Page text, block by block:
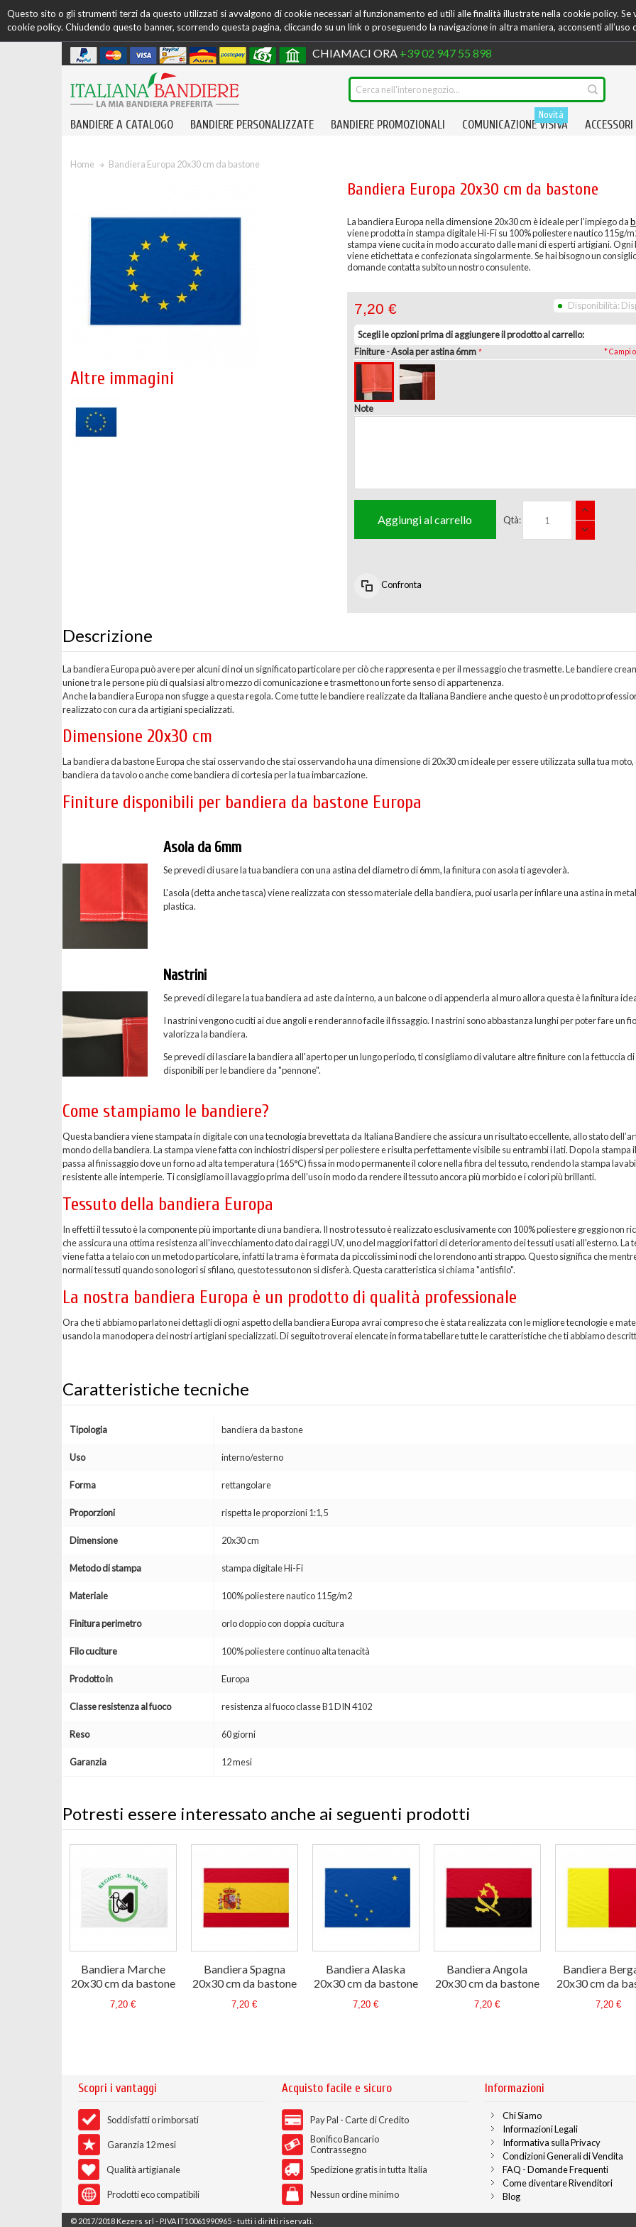
Questo sito o gli strumenti terzi da questo utilizzati si avvalgono di cookie necessari al funzionamento ed utili alle finalità illustrate nella cookie policy. Se
cookie policy. Chiudendo questo banner, scorrendo questa pagina, cliccando su un link o proseguendo la navigazione in altra maniera, acconsenti all’uso
CHIAMACI ORA +39 02 947 55 898
BANDIERE A CATALOGO BANDIERE PERSONALIZZATE BANDIERE PROMOZIONALI COMUNICAZIONE VISIVA
Novità
ACCESSORI
Home Bandiera Europa 20x30 cm da bastone
Altre immagini
Bandiera Europa 20x30 cm da bastone
La bandiera Europa nella dimensione 20x30 cm è ideale per l'impiego da
viene prodotta in stampa digitale Hi-Fi su 100% poliestere nautico 115g/
stampa viene cucita in modo accurato dalle mani di esperti artigiani. Ogni
viene etichettata e confezionata singolarmente. Se hai bisogno un
domande contatta subito un nostro consulente.
Disponibilità:
7,20 €
Scegli le opzioni prima di aggiungere il prodotto al carrello:
Finiture- Asola per astina 6mm
Note
* Campi
Qtà:
Aggiungi al carrello
Confronta
Descrizione
La bandiera Europa può avere per alcuni di noi un significato particolare per ciò che rappresenta e per il messaggio che trasmette. Le bandiere
unione tra le persone più di qualsiasi altro mezzo di comunicazione e trasmettono un forte senso di appartenenza.
Anche la bandiera Europa non sfugge a questa regola. Come tutte le bandiere realizzate da Italiana Bandiere anche questo è un prodotto
realizzato con cura da artigiani specializzati.
Dimensione 20x30 cm
La bandiera da bastone Europa che stai osservando che stai osservando ha una dimensione di 20x30 cm ideale per essere utilizzata sulla tua moto,
bandiera da tavolo o anche come bandiera di cortesia per la tua imbarcazione.
Finiture disponibili per bandiera da bastone Europa
Asola da 6mm
Se prevedi di usare la tua bandiera con una astina del diametro di 6mm, la finitura con asola ti agevolerà.
L'asola (detta anche tasca) viene realizzata con stesso materiale della bandiera, puoi usarla per infilare una astina in
plastica.
Nastrini
Se prevedi di legare la tua bandiera ad aste da interno, a un balcone o di appenderla al muro allora questa è la finitura
I nastrini vengono cuciti ai due angoli e renderanno facile il fissaggio. I nastrini sono abbastanza lunghi per poter fare un
valorizza la bandiera.
Se prevedi di lasciare la bandiera all'aperto per un lungo periodo, ti consigliamo di valutare altre finiture con la fettuccia
disponibili per le bandiere da "pennone".
Come stampiamo le bandiere?
Questa bandiera viene stampata in digitale con una tecnologia brevettata da Italiana Bandiere che assicura un risultato eccellente, allo stato
mondo della bandiera. La stampa viene fatta con inchiostri dispersi per poliestere e risulta perfettamente visibile su entrambi i lati. Dopo la stampa
passa al finissaggio dove un forno ad alta temperatura (165°C) fissa in modo permanente il colore nella fibra del tessuto, rendendo la stampa
resistente alle intemperie. Ti consigliamo il lavaggio prima dell’uso in modo da rendere il tessuto ancora più morbido e i colori più brillanti.
Tessuto della bandiera Europa
In effetti il tessuto è la componente più importante di una bandiera. Il nostro tessuto è realizzato esclusivamente con 100% poliestere greggio non
che assicura una ottima resistenza all'invecchiamento dato dai raggi UV, uno del maggiori fattori di deterioramento dei tessuti usati all'esterno. La
viene fatta a telaio con un metodo particolare, infatti la trama è formata da piccolissimi nodi che lo rendono anti strappo. Questo significa che
normali tessuti quando sono logori si sfilano, questo tessuto non si disferà. Questa caratteristica si chiama "antisfilo".
La nostra bandiera Europa è un prodotto di qualità professionale
Ora che ti abbiamo parlato nei dettagli di ogni aspetto della bandiera Europa avrai compreso che è stata realizzata con le migliore tecnologie e
usando la manodopera dei nostri artigiani specializzati. Di seguito troverai elencate in forma tabellare tutte le caratteristiche che ti abbiamo
Caratteristiche tecniche
Tipologia bandiera da bastone
Uso interno/esterno
Forma rettangolare
Proporzioni rispetta le proporzioni 1:1,5
Dimensione 20x30 cm
Metodo di stampa stampa digitale Hi-Fi
Materiale 100% poliestere nautico 115g/m2
Finitura perimetro orlo doppio con doppia cucitura
Filo cuciture 100% poliestere continuo alta tenacità
Prodotto in Europa
Classe resistenza al fuoco resistenza al fuoco classe B1 DIN 4102
Reso 60 giorni
Garanzia 12 mesi
Potresti essere interessato anche ai seguenti prodotti
Bandiera Marche
20x30 cm da bastone
7,20 €
Bandiera Spagna
20x30 cm da bastone
7,20 €
Bandiera Alaska
20x30 cm da bastone
7,20 €
Bandiera Angola
20x30 cm da bastone
7,20 €
Bandiera
20x30 cm da
7,20 €
Scopri i vantaggi
Soddisfatti o rimborsati
Garanzia 12 mesi
Qualità artigianale
Prodotti eco compatibili
Acquisto facile e sicuro
Pay Pal - Carte di Credito
Bonifico Bancario
Contrassegno
Spedizione gratis in tutta Italia
Nessun ordine minimo
Informazioni
Chi Siamo
Informazioni Legali
Informativa sulla Privacy
Condizioni Generali di Vendita
FAQ - Domande Frequenti
Come diventare Rivenditori
Blog
© 2017/2018 Kezers srl - P.IVA IT10061990965 - tutti i diritti riservati.